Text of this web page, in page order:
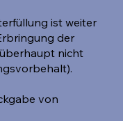
ist weiter
der
nicht
von